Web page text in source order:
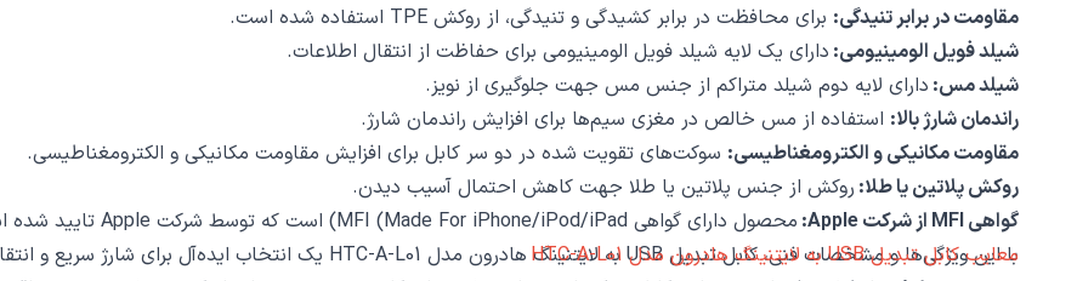
مقاومت در برابر تنیدگی: برای محافظت در برابر کشیدگی و تنیدگی، از روکش TPE استفاده شده است.
شیلد فویل الومینیومی: دارای یک لایه شیلد فویل الومینیومی برای حفاظت از انتقال اطلاعات.
شیلد مس: دارای لایه دوم شیلد متراکم از جنس مس جهت جلوگیری از نویز.
راندمان شارژ بالا: استفاده از مس خالص در مغزی سیم‌ها برای افزایش راندمان شارژ.
مقاومت مکانیکی و الکترومغناطیسی: سوکت‌های تقویت شده در دو سر کابل برای افزایش مقاومت مکانیکی و الکترومغناطیسی.
روکش پلاتین یا طلا: روکش از جنس پلاتین یا طلا جهت کاهش احتمال آسیب دیدن.
گواهی MFI از شرکت Apple:
محصول دارای گواهی MFI (Made For iPhone/iPod/iPad) است که توسط شرکت Apple تایید شده است.
با این ویژگی‌ها و مشخصات فنی، کابل تبدیل USB به لایتنینگ هادرون مدل HTC-A-L01 یک انتخاب ایده‌آل برای شارژ سریع و انتقال داده بدون هیچ نگرانی‌ای از نویزهای محیطی است.
معایب کابل تبدیل USB به لایتنینگ هادرون مدل HTC-A-L01